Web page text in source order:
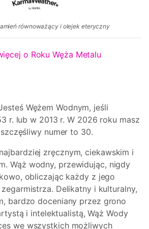
równoważący i olejek eteryczny
o Roku Węża Metalu
Wężem Wodnym, jeśli
r. lub w 2013 r. W 2026 roku masz
numer to 30.
zręcznym, ciekawskim i
Wąż wodny, przewidując, nigdy
obliczając każdy z jego
Delikatny i kulturalny,
bardzo doceniany przez grono
i intelektualistą, Wąż Wody
we wszystkich możliwych